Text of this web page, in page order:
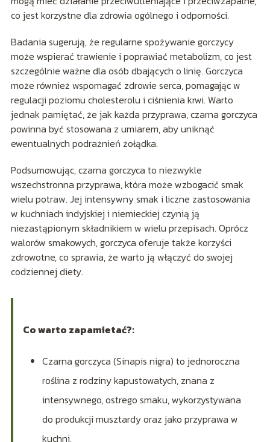
co jest korzystne dla zdrowia ogólnego i odporności.
Badania sugerują, że regularne spożywanie gorczycy
może wspierać trawienie i poprawiać metabolizm, co jest
szczególnie ważne dla osób dbających o linię. Gorczyca
może również wspomagać zdrowie serca, pomagając w
regulacji poziomu cholesterolu i ciśnienia krwi. Warto
jednak pamiętać, że jak każda przyprawa, czarna gorczyca
powinna być stosowana z umiarem, aby uniknąć
ewentualnych podrażnień żołądka.
Podsumowując, czarna gorczyca to niezwykle
wszechstronna przyprawa, która może wzbogacić smak
wielu potraw. Jej intensywny smak i liczne zastosowania
w kuchniach indyjskiej i niemieckiej czynią ją
niezastąpionym składnikiem w wielu przepisach. Oprócz
walorów smakowych, gorczyca oferuje także korzyści
zdrowotne, co sprawia, że warto ją włączyć do swojej
codziennej diety.
Co warto zapamietać?:
Czarna gorczyca (Sinapis nigra) to jednoroczna
roślina z rodziny kapustowatych, znana z
intensywnego, ostrego smaku, wykorzystywana
do produkcji musztardy oraz jako przyprawa w
kuchni.